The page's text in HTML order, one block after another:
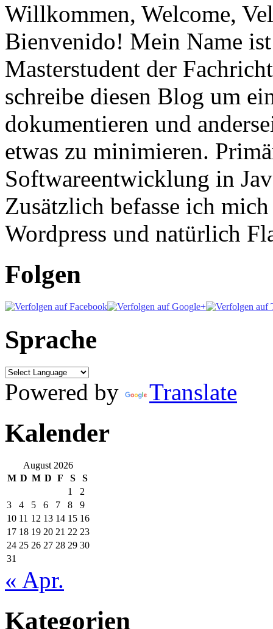
Willkommen, Welcome,
Bienvenido! Mein Name
Masterstudent der
schreibe diesen Blog um
dokumentieren und
etwas zu minimieren.
Softwareentwicklung in
Zusätzlich befasse ich
Wordpress und natürlich
Folgen
Sprache
Powered by Translate
Kalender
August 2026
M D M D F S
S
1
2
3
4 5 6 7 8
9
10 11 12 13 14 15 16
17 18 19 20 21 22 23
24 25 26 27 28 29 30
31
« Apr.
Kategorien